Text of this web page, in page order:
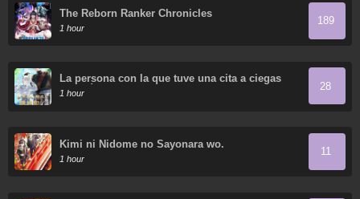
The Reborn Ranker Chronicles
1 hour
189
La persona con la que tuve una cita a ciegas
resultó ser un secuestrador
1 hour
28
Kimi ni Nidome no Sayonara wo.
1 hour
11